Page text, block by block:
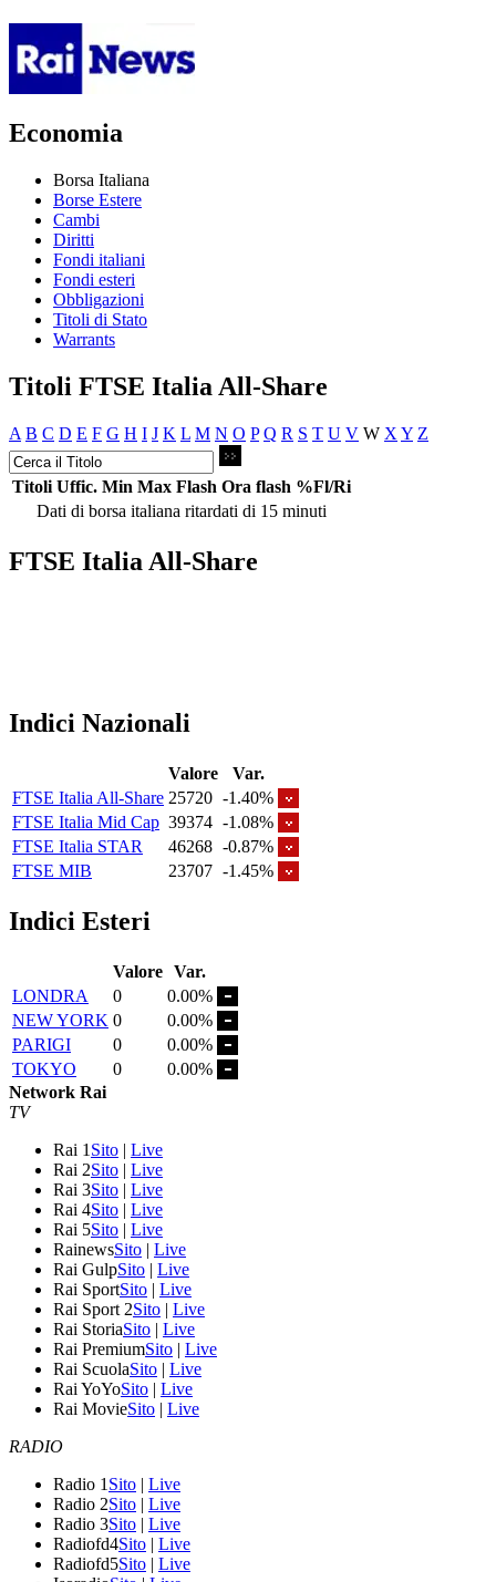
Economia
Borsa Italiana
Borse Estere
Cambi
Diritti
Fondi italiani
Fondi esteri
Obbligazioni
Titoli di Stato
Warrants
Titoli FTSE Italia All-Share
A B C D E F G H I J K L M N O P Q R S T U V W X Y Z
Titoli Uffic. Min Max Flash Ora flash %Fl/Ri
Dati di borsa italiana ritardati di 15 minuti
FTSE Italia All-Share
Indici Nazionali
Valore
Var.
FTSE Italia All-Share 25720 -1.40%
FTSE Italia Mid Cap 39374 -1.08%
FTSE Italia STAR
46268 -0.87%
FTSE MIB
23707 -1.45%
Indici Esteri
Valore Var.
LONDRA
0
0.00%
NEW YORK 0
0.00%
PARIGI
0
0.00%
TOKYO
0
0.00%
Network Rai
TV
Rai 1 Sito | Live
Rai 2Sito | Live
Rai 3Sito | Live
Rai 4Sito | Live
Rai 5Sito | Live
RainewsSito | Live
Rai GulpSito | Live
Rai SportSito | Live
Rai Sport 2Sito | Live
Rai StoriaSito | Live
Rai PremiumSito | Live
Rai ScuolaSito | Live
Rai YoYoSito | Live
Rai MovieSito | Live
RADIO
Radio 1 Sito | Live
Radio 2Sito | Live
Radio 3Sito | Live
Radiofd4Sito | Live
Radiofd5Sito | Live